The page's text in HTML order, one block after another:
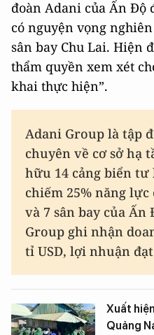
đoàn Adani của Ấn Độ
có nguyện vọng
sân bay Chu Lai. Hiện
thẩm quyền xem xét
khai thực hiện”.
Adani Group là tập
chuyên về cơ sở hạ
hữu 14 cảng biển
chiếm 25% năng
và 7 sân bay của Ấn
Group ghi nhận
tỉ USD, lợi nhuận
Xuất
Quảng